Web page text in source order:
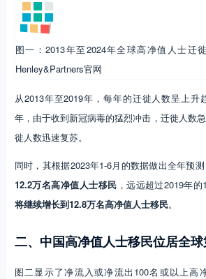
图一：2013年至2024年全球高净值人士迁
Henley&Partners官网
从2013年至2019年，每年的迁徙人数呈上升
年，由于收到新冠病毒的猛烈冲击，迁徙人数
徙人数迅速复苏。
同时，其根据2023年1-6月的数据做出全年预
12.2万名高净值人士移民 ，远远超过2019年的
将继续增长到12.8万名高净值人士移民。
二、中国高净值人士移民位居全
图二显示了净流入或净流出100名或以上高